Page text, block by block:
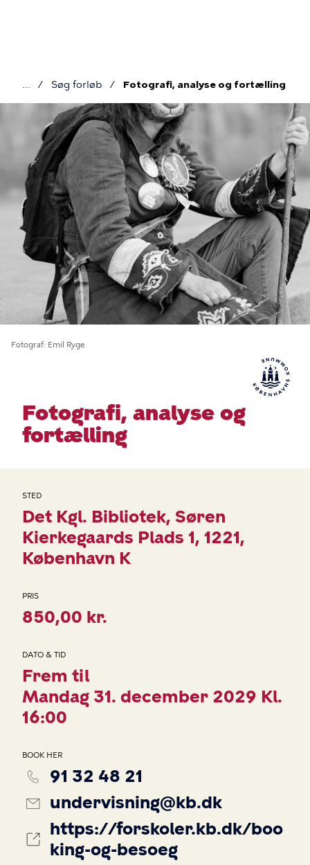
Brødkrumme
Søg forløb Fotografi, analyse og fortælling
Fotograf Emil Ryge
Fotografi, analyse og
fortælling
STED
Det Kgl. Bibliotek Søren
Kierkegaards Plads 1 1221
København K
PRIS
850,00 kr.
DATO & TID
Frem til
Mandag 31. december 2029 Kl.
16:00
BOOK HER
91 32 48 21
undervisning@kb.dk
https://forskoler.kb.dk/boo
king-og-besoeg